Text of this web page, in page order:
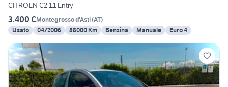
CITROEN C2 1.1 Entry
3.400 €Montegrosso d'Asti(AT)
Usato
04/2006 88000 Km Benzina Manuale Euro 4